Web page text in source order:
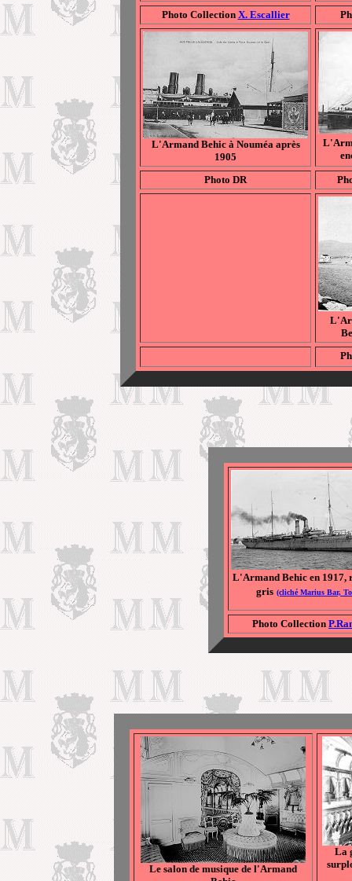
Photo Collection X. Escallier
L'Armand Behic à Nouméa après
1905
Photo DR
L'Armand Behic en 1917,
gris (cliché Marius Bar,
Photo Collection
Le salon de musique de l'Armand
La